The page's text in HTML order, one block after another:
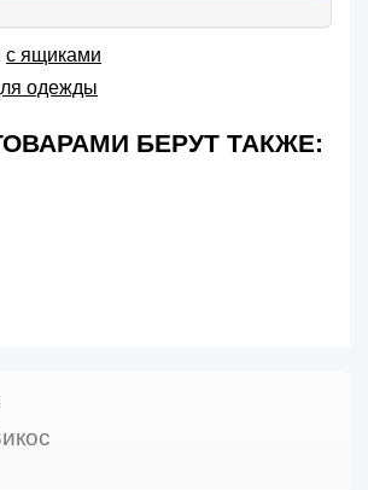
с ящиками
одежды
БЕРУТ ТАКЖЕ: